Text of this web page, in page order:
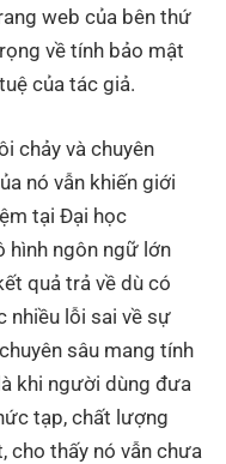
web của bên thứ
về tính bảo mật
của tác giả.
chảy và chuyên
nó vẫn khiến giới
tại Đại học
hình ngôn ngữ lớn
quả trả về dù có
nhiều lỗi sai về sự
sâu mang tính
khi người dùng đưa
tạp, chất lượng
cho thấy nó vẫn chưa